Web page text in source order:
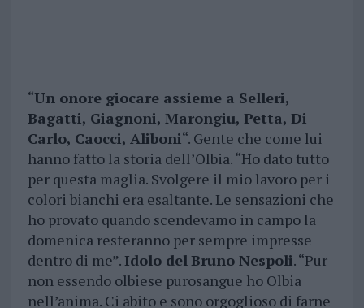
“Un onore giocare assieme a Selleri,
Bagatti, Giagnoni, Marongiu, Petta, Di
Carlo, Caocci, Aliboni“. Gente che come lui
hanno fatto la storia dell’Olbia. “Ho dato tutto
per questa maglia. Svolgere il mio lavoro per i
colori bianchi era esaltante. Le sensazioni che
ho provato quando scendevamo in campo la
domenica resteranno per sempre impresse
dentro di me”. Idolo del Bruno Nespoli. “Pur
non essendo olbiese purosangue ho Olbia
nell’anima. Ci abito e sono orgoglioso di farne